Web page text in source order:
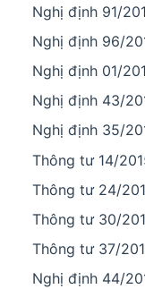
Nghị định 91/
Nghị định 96/
Nghị định 01/
Nghị định 43/
Nghị định 35/
Thông tư 14/
Thông tư 24/
Thông tư 30/
Thông tư 37/
Nghị định 44/